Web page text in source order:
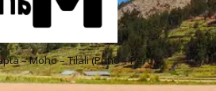
– Moho – Tilali (Puno – Perú)